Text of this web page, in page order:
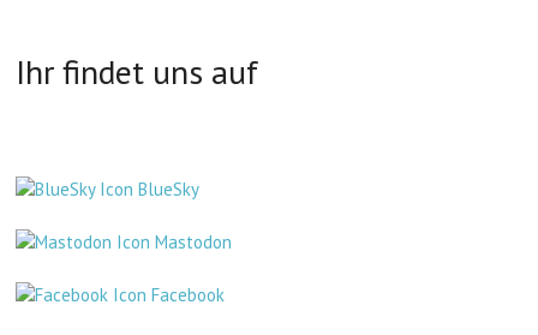
Ihr findet uns auf
BlueSky
Mastodon
Facebook